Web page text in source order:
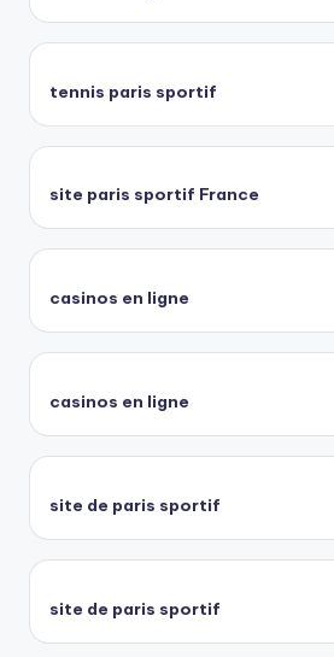
tennis paris sportif
site paris sportif France
casinos en ligne
casinos en ligne
site de paris sportif
site de paris sportif